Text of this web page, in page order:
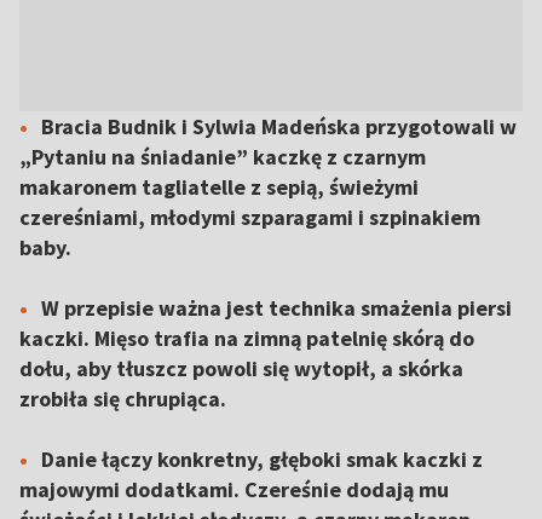
Bracia Budnik i Sylwia Madeńska przygotowali w
„Pytaniu na śniadanie” kaczkę z czarnym
makaronem tagliatelle z sepią, świeżymi
czereśniami, młodymi szparagami i szpinakiem
baby.
W przepisie ważna jest technika smażenia piersi
kaczki. Mięso trafia na zimną patelnię skórą do
dołu, aby tłuszcz powoli się wytopił, a skórka
zrobiła się chrupiąca.
Danie łączy konkretny, głęboki smak kaczki z
majowymi dodatkami. Czereśnie dodają mu